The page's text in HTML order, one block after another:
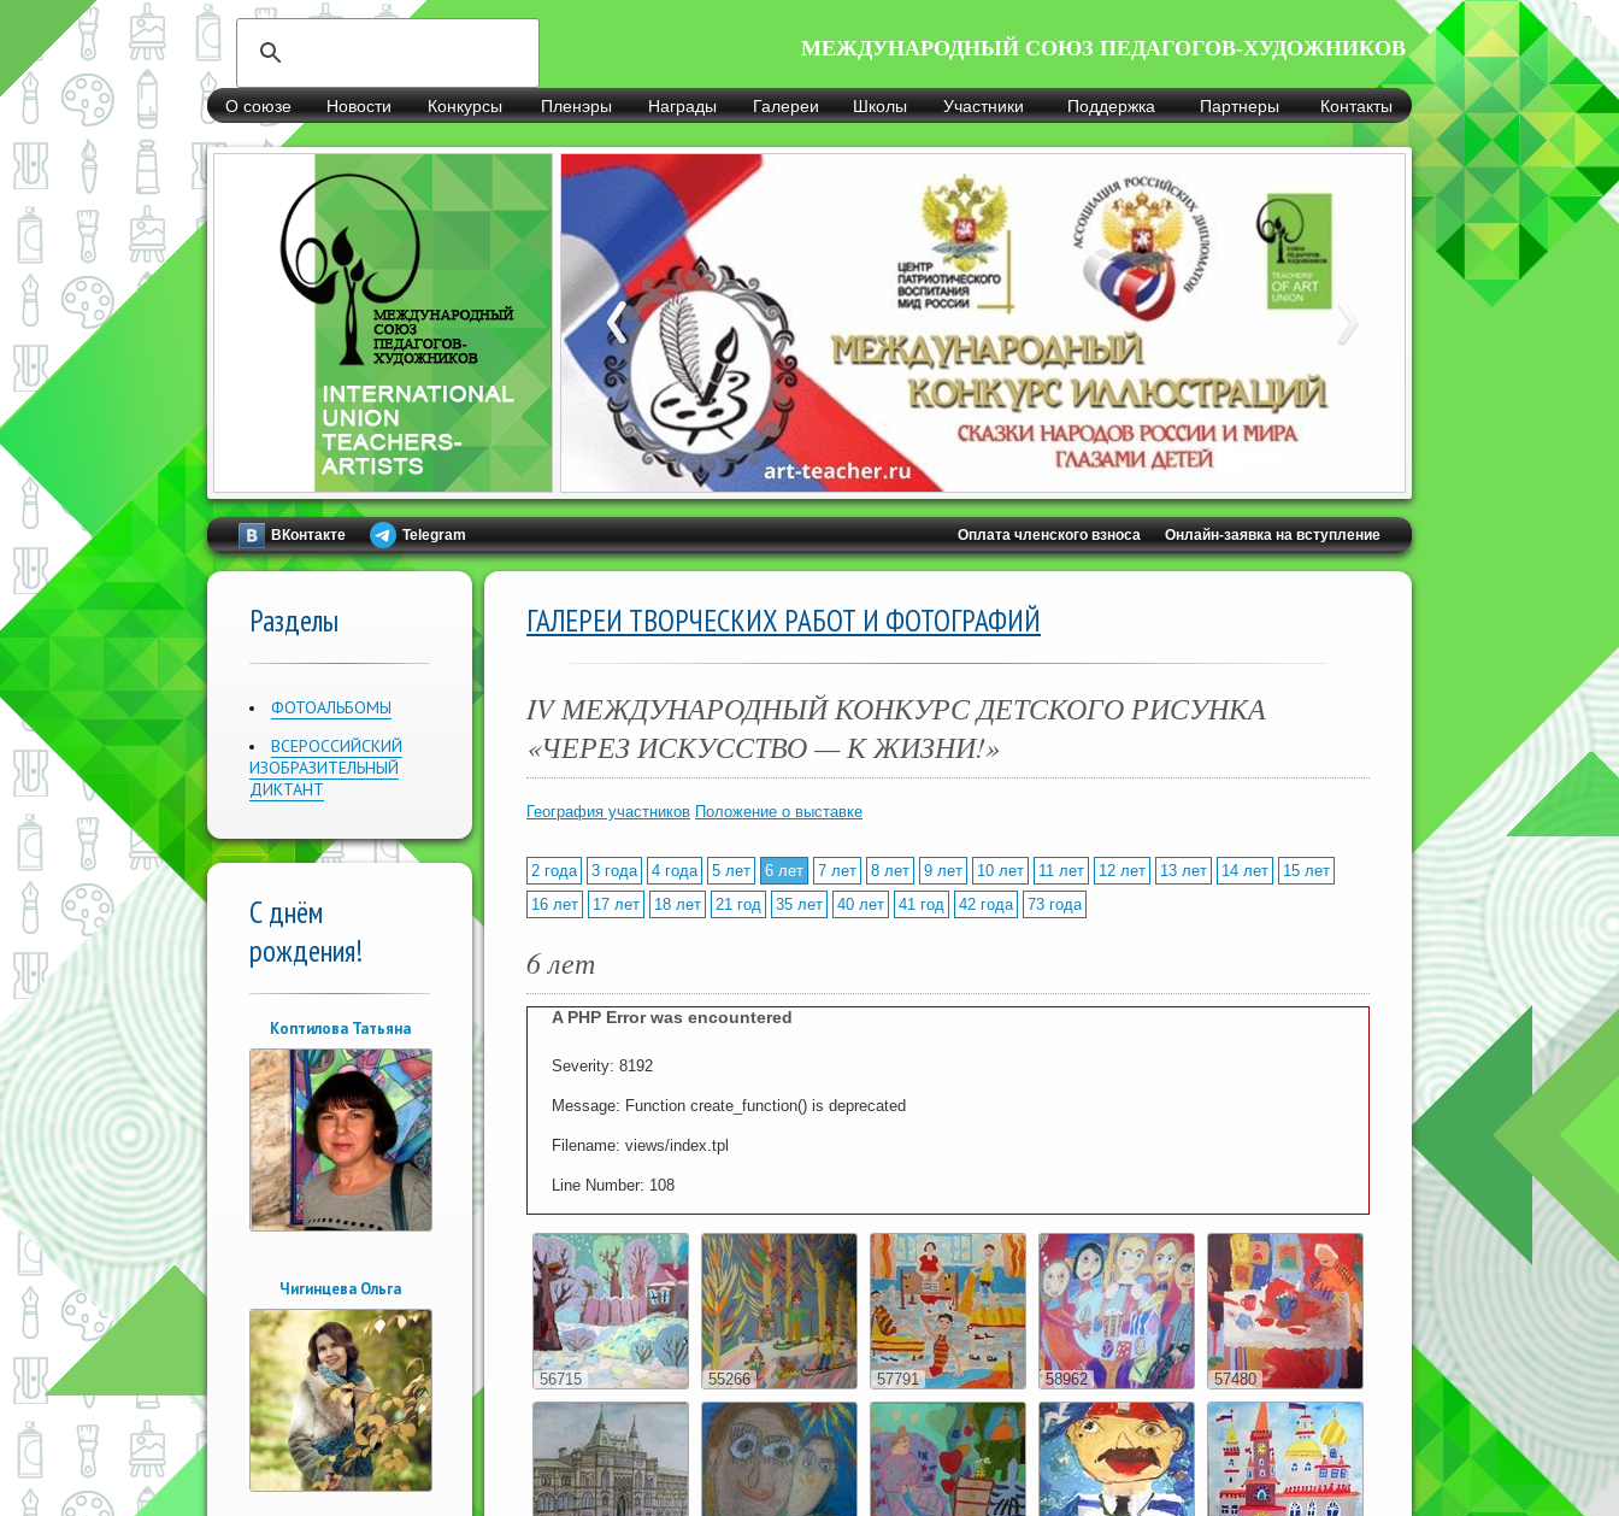
МЕЖДУНАРОДНЫЙ СОЮЗ ПЕДАГОГОВ-ХУДОЖНИКОВ
О союзе Новости Конкурсы Пленэры Награды Галереи Школы Участники Поддержка Партнеры Контакты
ВКонтакте Telegram Онлайн-заявка на вступление
Оплата членского взноса
Разделы
ФОТОАЛЬБОМЫ
ВСЕРОССИЙСКИЙ
ИЗОБРАЗИТЕЛЬНЫЙ
ДИКТАНТ
С днём
рождения!
Коптилова Татьяна
Чигинцева Ольга
ГАЛЕРЕИ ТВОРЧЕСКИХ РАБОТ И ФОТОГРАФИЙ
IV МЕЖДУНАРОДНЫЙ КОНКУРС ДЕТСКОГО РИСУНКА
«ЧЕРЕЗ ИСКУССТВО — К ЖИЗНИ!»
География участников Положение о выставке
2 года 3 года 4 года 5 лет 6 лет 7 лет 8 лет 9 лет 10 лет 11 лет 12 лет 13 лет 14 лет
15 лет
16 лет
17 лет 18 лет 21 год 35 лет 40 лет 41 год 42 года 73 года
6 лет
A PHP Error was encountered
Severity: 8192
Message: Function create_function() is deprecated
Filename: views/index.tpl
Line Number: 108
56715 55266 57791 58962 57480